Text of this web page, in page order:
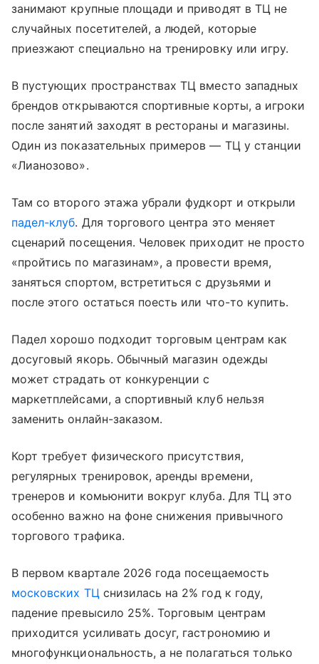
занимают крупные площади и приводят в ТЦ не
случайных посетителей, а людей, которые
приезжают специально на тренировку или игру.
В пустующих пространствах ТЦ вместо западных
брендов открываются спортивные корты, а игроки
после занятий заходят в рестораны и магазины.
Один из показательных примеров — ТЦ у станции
«Лианозово».
Там со второго этажа убрали фудкорт и открыли
падел-клуб. Для торгового центра это меняет
сценарий посещения. Человек приходит не просто
«пройтись по магазинам», а провести время,
заняться спортом, встретиться с друзьями и
после этого остаться поесть или что-то купить.
Падел хорошо подходит торговым центрам как
досуговый якорь. Обычный магазин одежды
может страдать от конкуренции с
маркетплейсами, а спортивный клуб нельзя
заменить онлайн-заказом.
Корт требует физического присутствия,
регулярных тренировок, аренды времени,
тренеров и комьюнити вокруг клуба. Для ТЦ это
особенно важно на фоне снижения привычного
торгового трафика.
В первом квартале 2026 года посещаемость
московских ТЦ снизилась на 2% год к году,
падение превысило 25%. Торговым центрам
приходится усиливать досуг, гастрономию и
многофункциональность, а не полагаться только